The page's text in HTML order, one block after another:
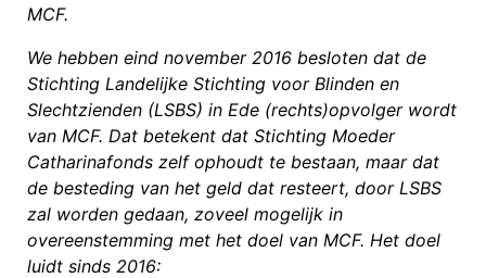
MCF.
We hebben eind november 2016 besloten dat de
Stichting Landelijke Stichting voor Blinden en
Slechtzienden (LSBS) in Ede (rechts)opvolger wordt
van MCF. Dat betekent dat Stichting Moeder
Catharinafonds zelf ophoudt te bestaan, maar dat
de besteding van het geld dat resteert, door LSBS
zal worden gedaan, zoveel mogelijk in
overeenstemming met het doel van MCF. Het doel
luidt sinds 2016: